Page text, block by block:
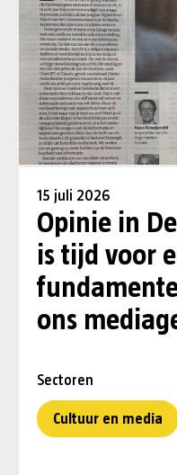
15 juli 2026
Opinie in
is tijd voor
ons
Sectoren
Cultuur en media